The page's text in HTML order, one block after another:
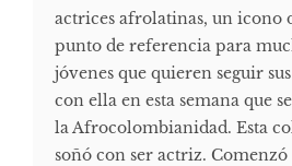
actrices afrolatinas, un icono
punto de referencia para
jóvenes que quieren seguir
con ella en esta semana que
la Afrocolombianidad. Esta
soñó con ser actriz.